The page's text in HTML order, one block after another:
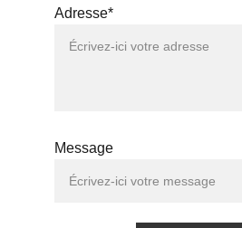
Adresse*
Message